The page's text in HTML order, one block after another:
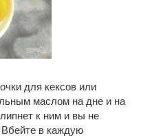
для кексов или
маслом на дне и на
к ним и вы не
Вбейте в каждую